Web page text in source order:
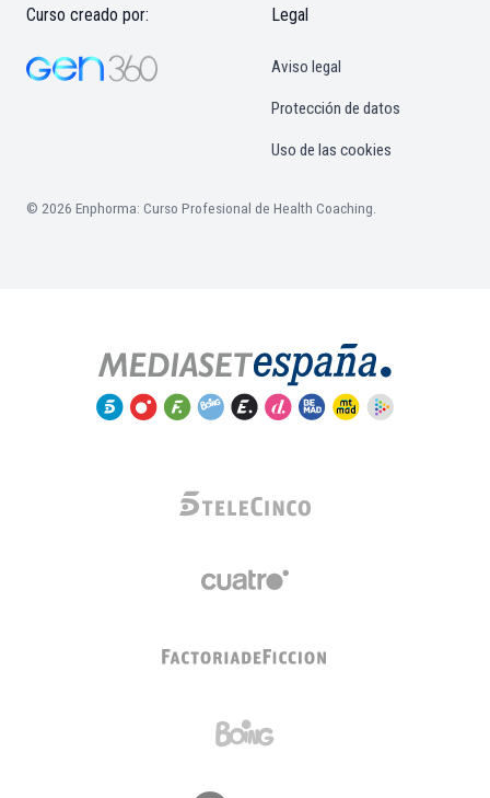
Curso creado por: Legal
Aviso legal
Protección de datos
Uso de las cookies
© 2026 Enphorma: Curso Profesional de Health Coaching.